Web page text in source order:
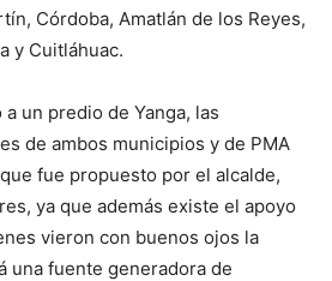
Córdoba, Amatlán de los Reyes,
y Cuitláhuac.
un predio de Yanga, las
de ambos municipios y de PMA
fue propuesto por el alcalde,
ya que además existe el apoyo
vieron con buenos ojos la
una fuente generadora de